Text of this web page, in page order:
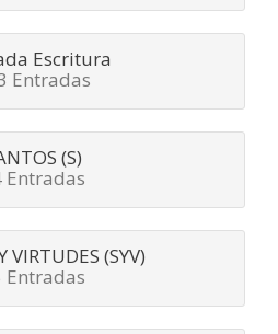
Escritura
Entradas
(S)
Entradas
VIRTUDES (SYV)
Entradas